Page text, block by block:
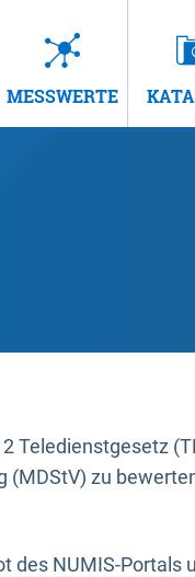
MESSWERTE
Teledienstgesetz
zu
des NUMIS-Portals